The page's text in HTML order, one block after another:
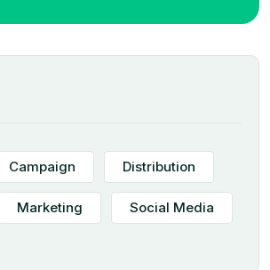
Campaign Distribution
Marketing Social Media